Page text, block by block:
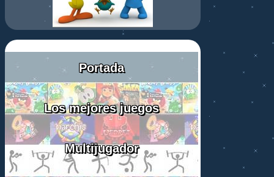
Portada
Los mejores juegos
Multijugador